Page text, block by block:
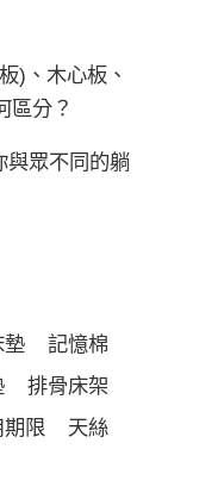
)、木心板、
區分？
與眾不同的躺
墊
記憶棉
排骨床架
期限
天絲